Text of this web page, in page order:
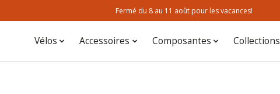
Fermé du 8 au 11 août pour les vacances!
Vélos Accessoires Composantes Collections